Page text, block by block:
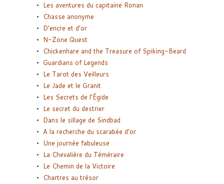
Les aventures du capitaine Ronan
Chasse anonyme
D’encre et d’or
N-Zone Quest
Chickenhare and the Treasure of Spiking-Beard
Guardians of Legends
Le Tarot des Veilleurs
Le Jade et le Granit
Les Secrets de l’Égide
Le secret du destrier
Dans le sillage de Sindbad
A la recherche du scarabée d’or
Une journée fabuleuse
La Chevalière du Téméraire
Le Chemin de la Victoire
Chartres au trésor